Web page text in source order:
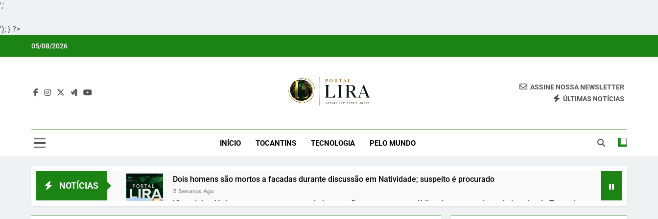
','
'); } ?>
05/08/2026
E Uma Boa Experiência Para O Leitor.
ASSINE NOSSA NEWSLETTER
ÚLTIMAS NOTÍCIAS
INÍCIO TOCANTINS TECNOLOGIA PELO MUNDO
NOTÍCIAS
Dois homens são mortos a facadas durante discussão em Natividade; suspeito é procurado
2 Semanas Ago
Vicentinho Júnior apresenta propostas de integração na segurança pública durante roteiro pelo interior do Tocantins
2 Semanas Ago